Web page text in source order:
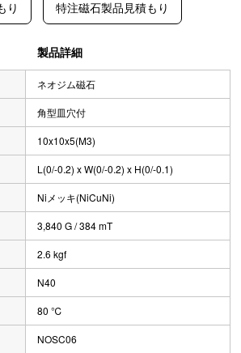
り 特注磁石製品見積もり
製品詳細
ネオジム磁石
角型皿穴付
10x10x5(M3)
L(0/-0.2) x W(0/-0.2) x H(0/-0.1)
Niメッキ(NiCuNi)
3,840 G / 384 mT
2.6 kgf
N40
80 ℃
NOSC06